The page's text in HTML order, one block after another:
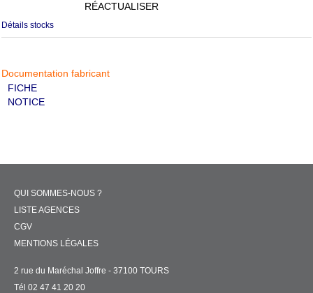
RÉACTUALISER
Détails stocks
Documentation fabricant
FICHE
NOTICE
QUI SOMMES-NOUS ?
LISTE AGENCES
CGV
MENTIONS LÉGALES
2 rue du Maréchal Joffre - 37100 TOURS
Tél 02 47 41 20 20